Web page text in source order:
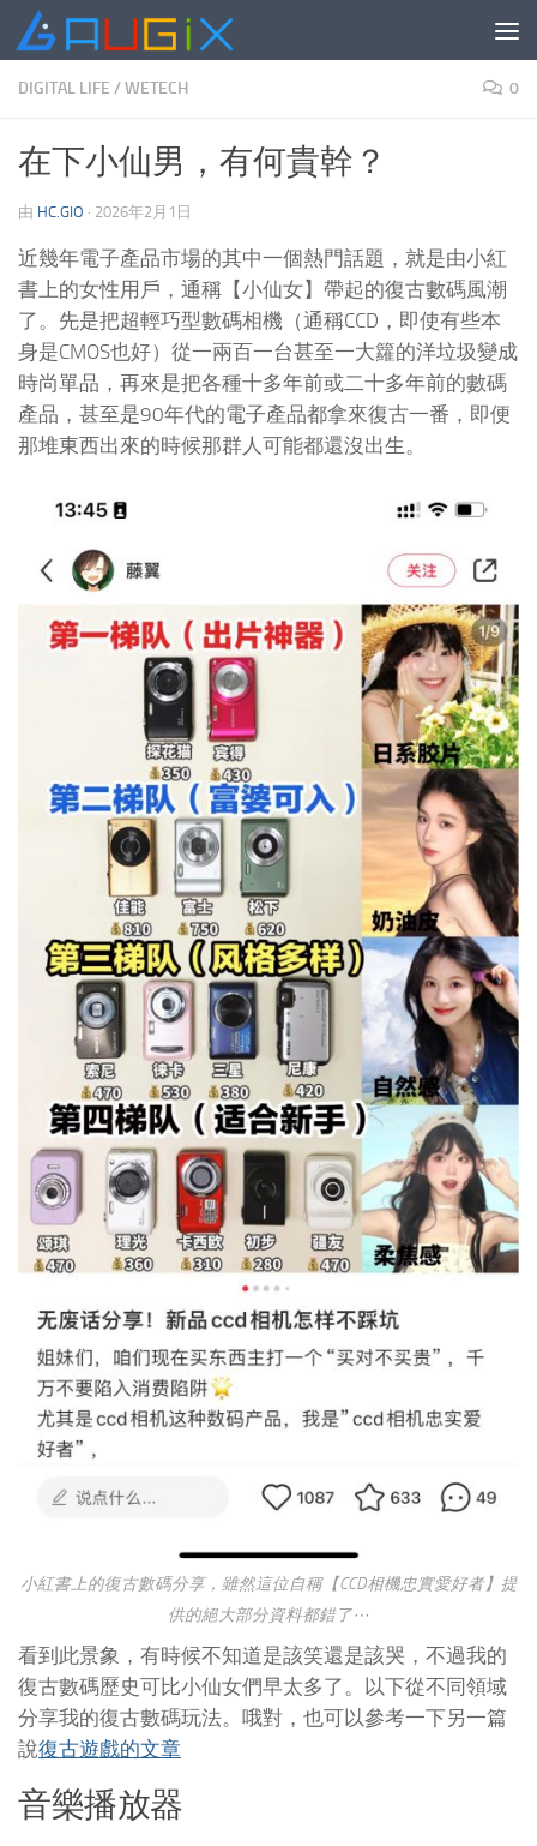
跳至内容
DIGITAL LIFE /WETECH 0
在下小仙男，有何貴幹？
由 HC.GIO · 2026年2月1日
近幾年電子產品市場的其中一個熱門話題，就是由小紅
書上的女性用戶，通稱【小仙女】帶起的復古數碼風潮
了。先是把超輕巧型數碼相機（通稱CCD，即使有些本
身是CMOS也好）從一兩百一台甚至一大籮的洋垃圾變成
時尚單品，再來是把各種十多年前或二十多年前的數碼
產品，甚至是90年代的電子產品都拿來復古一番，即便
那堆東西出來的時候那群人可能都還沒出生。
小紅書上的復古數碼分享，雖然這位自稱【CCD相機忠實愛好者】提
供的絕大部分資料都錯了⋯
看到此景象，有時候不知道是該笑還是該哭，不過我的
復古數碼歷史可比小仙女們早太多了。以下從不同領域
分享我的復古數碼玩法。哦對，也可以參考一下另一篇
說復古遊戲的文章
音樂播放器